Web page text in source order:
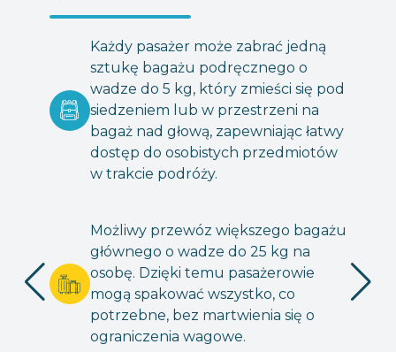
Każdy pasażer może zabrać jedną
sztukę bagażu podręcznego o
wadze do 5 kg, który zmieści się pod
siedzeniem lub w przestrzeni na
bagaż nad głową, zapewniając łatwy
dostęp do osobistych przedmiotów
w trakcie podróży.
Możliwy przewóz większego bagażu
głównego o wadze do 25 kg na
osobę. Dzięki temu pasażerowie
mogą spakować wszystko, co
potrzebne, bez martwienia się o
ograniczenia wagowe.